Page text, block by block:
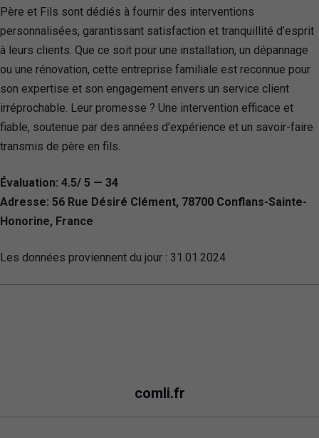
Père et Fils sont dédiés à fournir des interventions
personnalisées, garantissant satisfaction et tranquillité d’esprit
à leurs clients. Que ce soit pour une installation, un dépannage
ou une rénovation, cette entreprise familiale est reconnue pour
son expertise et son engagement envers un service client
irréprochable. Leur promesse ? Une intervention efficace et
fiable, soutenue par des années d’expérience et un savoir-faire
transmis de père en fils.
Évaluation: 4.5/ 5 — 34
Adresse: 56 Rue Désiré Clément, 78700 Conflans-Sainte-
Honorine, France
Les données proviennent du jour : 31.01.2024
comli.fr